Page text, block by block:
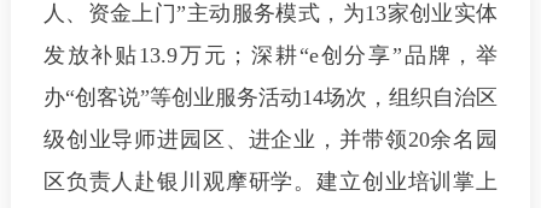
人、资金上门”主动服务模式，为13家创业实体
发放补贴13.9万元；深耕“e创分享”品牌，举
办“创客说”等创业服务活动14场次，组织自治区
级创业导师进园区、进企业，并带领20余名园
区负责人赴银川观摩研学。建立创业培训掌上